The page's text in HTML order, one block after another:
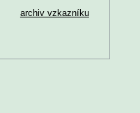
archiv vzkazníku